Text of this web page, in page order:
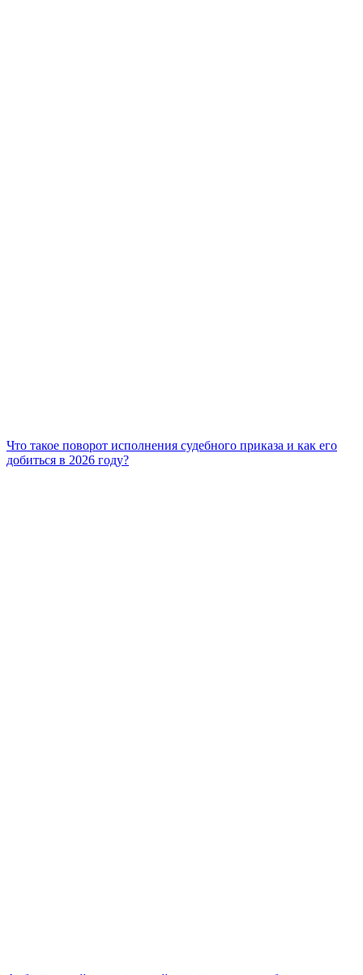
Что такое поворот исполнения судебного приказа и как его
добиться в 2026 году?